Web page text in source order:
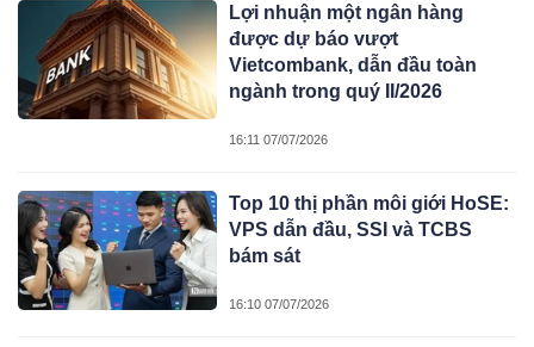
Lợi nhuận một ngân hàng
được dự báo vượt
Vietcombank, dẫn đầu toàn
ngành trong quý II/2026
16:11 07/07/2026
Top 10 thị phần môi giới HoSE:
VPS dẫn đầu, SSI và TCBS
bám sát
16:10 07/07/2026